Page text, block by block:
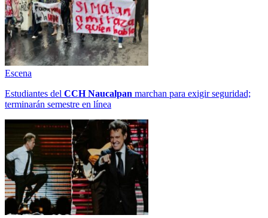
Escena
Estudiantes del CCH Naucalpan marchan para exigir seguridad;
terminarán semestre en línea